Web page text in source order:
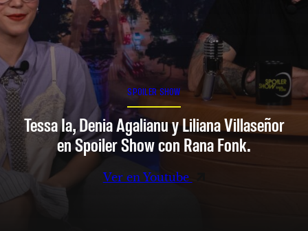
SPOILER SHOW
Tessa Ia, Denia Agalianu y Liliana Villaseñor
en Spoiler Show con Rana Fonk.
Ver en Youtube